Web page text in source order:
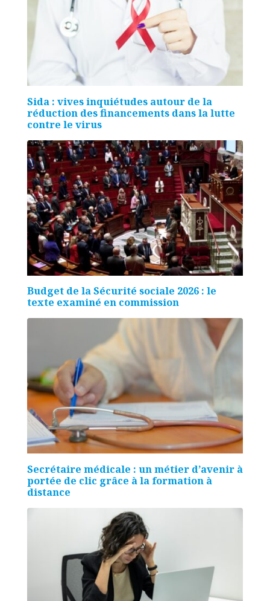
Sida : vives inquiétudes autour de la
réduction des financements dans la lutte
contre le virus
Budget de la Sécurité sociale 2026 : le
texte examiné en commission
Secrétaire médicale : un métier d’avenir à
portée de clic grâce à la formation à
distance